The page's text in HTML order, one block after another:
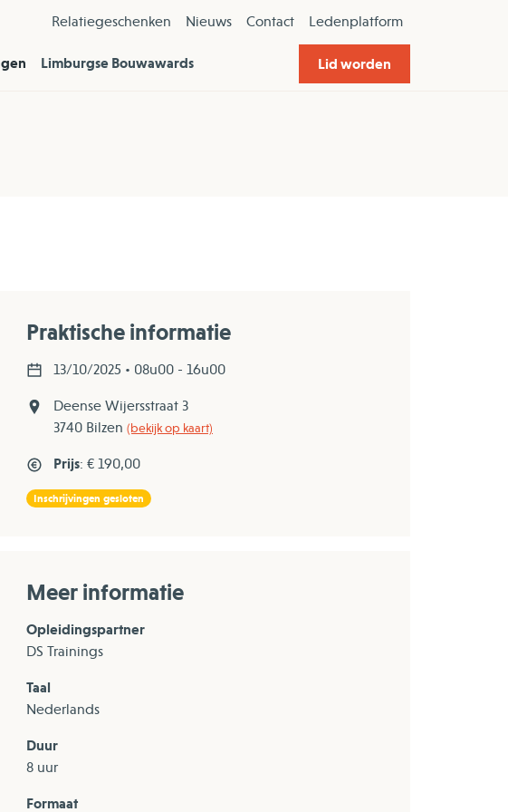
Limburgse Bouwawards Lid worden
Relatiegeschenken Nieuws Contact Ledenplatform
Praktische informatie
13/10/2025 • 08u00 - 16u00
Deense Wijersstraat 3
3740 Bilzen (bekijk op kaart)
Prijs: € 190,00
Inschrijvingen gesloten
Meer informatie
Opleidingspartner
DS Trainings
Taal
Nederlands
Duur
8 uur
Formaat